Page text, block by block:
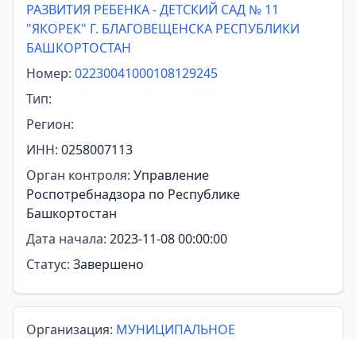
РАЗВИТИЯ РЕБЕНКА - ДЕТСКИЙ САД № 11
"ЯКОРЕК" Г. БЛАГОВЕЩЕНСКА РЕСПУБЛИКИ
БАШКОРТОСТАН
Номер: 02230041000108129245
Тип:
Регион:
ИНН: 0258007113
Орган контроля: Управление
Роспотребнадзора по Республике
Башкортостан
Дата начала: 2023-11-08 00:00:00
Статус: Завершено
Организация: МУНИЦИПАЛЬНОЕ